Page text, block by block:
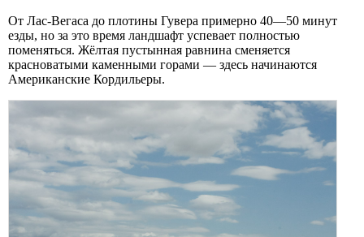
От Лас-Вегаса до плотины Гувера примерно 40—50 минут
езды, но за это время ландшафт успевает полностью
поменяться. Жёлтая пустынная равнина сменяется
красноватыми каменными горами — здесь начинаются
Американские Кордильеры.